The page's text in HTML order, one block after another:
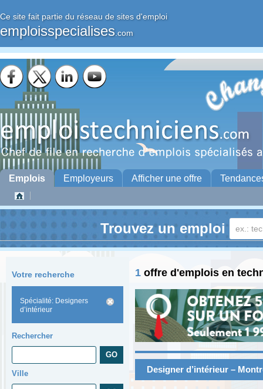
Ce site fait partie du réseau de sites d'emploi
emploisspecialises .com
Emplois Employeurs Afficher une offre
Trouvez un emploi
Votre recherche
Spécialité: Designers
d’intérieur
Rechercher
Ville
1 offre d'emplois en
Designer d’intérieur –